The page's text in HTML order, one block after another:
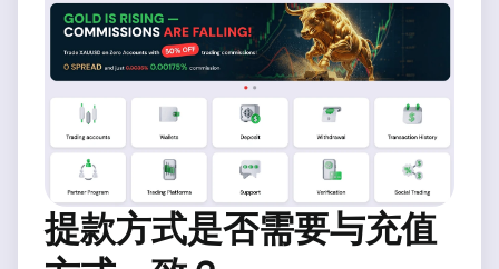
提款方式是否需要与充值